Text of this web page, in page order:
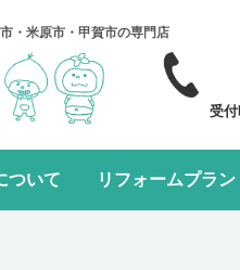
・米原市・甲賀市の専門店
受
ついて リフォームプラン